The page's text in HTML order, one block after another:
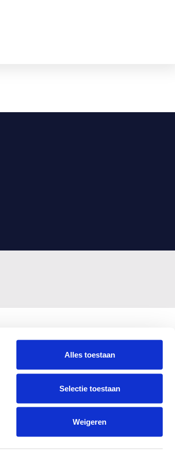
Alles toestaan
Selectie toestaan
Weigeren